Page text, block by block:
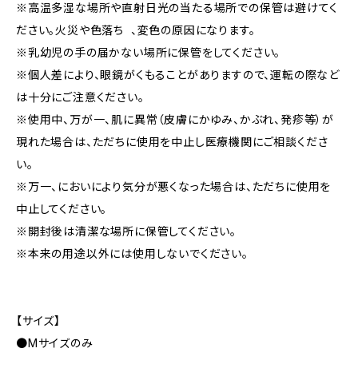
※高温多湿な場所や直射日光の当たる場所での保管は避けてく
ださい。火災や色落ち 、変色の原因になります。
※乳幼児の手の届かない場所に保管をしてください。
※個人差により、眼鏡がくもることがありますので、運転の際など
は十分にご注意ください。
※使用中、万が一、肌に異常（皮膚にかゆみ、かぶれ、発疹等）が
現れた場合は、ただちに使用を中止し医療機関にご相談くださ
い。
※万一、においにより気分が悪くなった場合は、ただちに使用を
中止してください。
※開封後は清潔な場所に保管してください。
※本来の用途以外には使用しないでください。
【サイズ】
●Mサイズのみ